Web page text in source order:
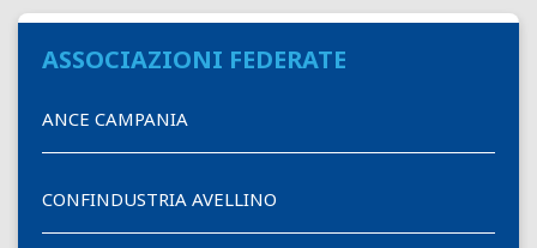
ASSOCIAZIONI FEDERATE
ANCE CAMPANIA
CONFINDUSTRIA AVELLINO